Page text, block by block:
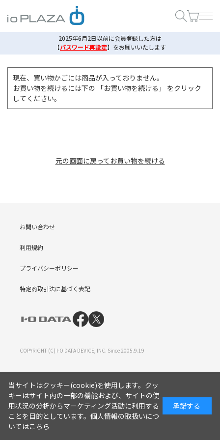
2025年6月2日以前に会員登録した方は
【パスワード再設定】 をお願いいたします
現在、買い物かごには商品が入っておりません。
お買い物を続けるには下の 「お買い物を続ける」 をクリック
してください。
元の画面に戻ってお買い物を続ける
お問い合わせ
利用規約
プライバシーポリシー
特定商取引法に基づく表記
COPYRIGHT (C) I-O DATA DEVICE, INC. Since 2005.9.19
当サイトはクッキー(cookie)を使用します。クッ
キーはサイト内の一部の機能および、サイトの使
用状況の分析からマーケティング活動に利用する
ことを目的としています。 個人情報の取扱いにつ
いてはこちら
承諾する